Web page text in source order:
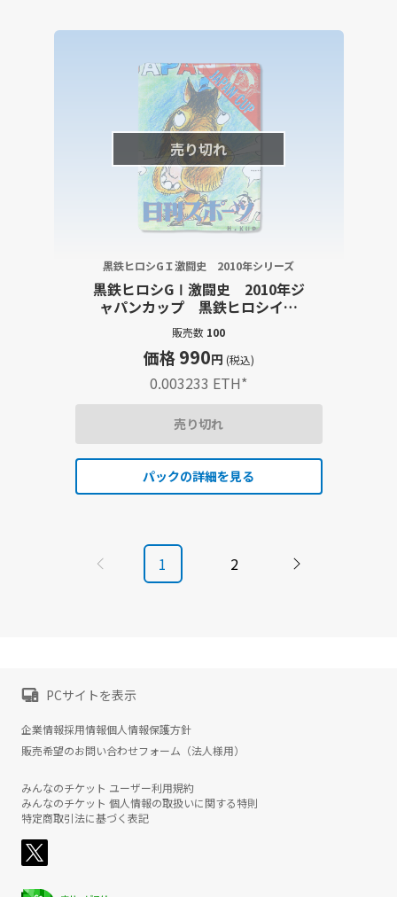
売り切れ
黒鉄ヒロシGＩ激闘史 2010年シリーズ
黒鉄ヒロシGⅠ激闘史 2010年ジ
ャパンカップ 黒鉄ヒロシイラ
スト・大型出走表・レース結果
詳報記事セット
販売数 100
価格990円 (税込)
0.003233 ETH*
売り切れ
パックの詳細を見る
1 2
PCサイトを表示
企業情報採用情報個人情報保護方針
販売希望のお問い合わせフォーム（法人様用）
みんなのチケット ユーザー利用規約
みんなのチケット 個人情報の取扱いに関する特則
特定商取引法に基づく表記